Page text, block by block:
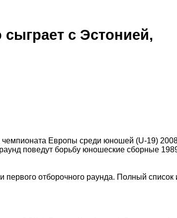
с Эстонией,
чемпионата Европы среди юношей (U-19)
поведут борьбу юношеские сборные
отборочного раунда. Полный список